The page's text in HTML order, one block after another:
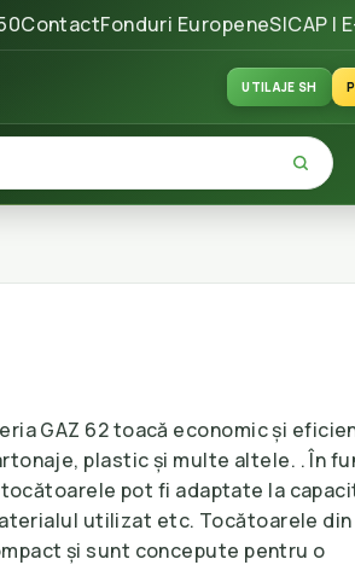
ContactFonduri EuropeneSICAP |
UTILAJE SH
GAZ 62 toacă economic și
plastic și multe altele. . În
pot fi adaptate la
utilizat etc. Tocătoarele
și sunt concepute pentru o